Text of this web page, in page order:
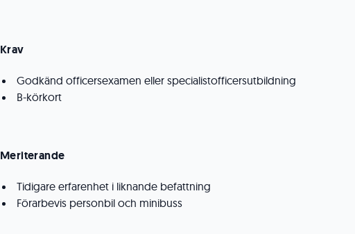
Krav
Godkänd officersexamen eller specialistofficersutbildning
B-körkort
Meriterande
Tidigare erfarenhet i liknande befattning
Förarbevis personbil och minibuss